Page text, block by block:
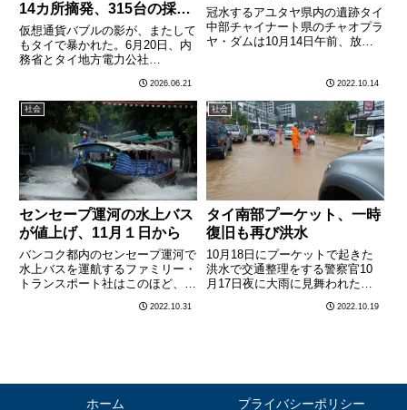
14カ所摘発、315台の採掘
機を押収
仮想通貨バブルの影が、またして
もタイで暴かれた。6月20日、内
務省とタイ地方電力公社
摘発作戦を展開。合計14カ所の
拠点を捜索し、ビットコイン採掘
機315台を押収した。当局の試算
によると、不正な電力使用による
被害………
2026.06.21
冠水するアユタヤ県内の遺跡タイ
中部チャイナート県のチャオプラ
ヤ・ダムは10月14日午前、放水
落とした。チャオプラヤ・ダム下
流に位置するアユタヤ県で、同ダ
ムによる放水量の増加の影
響………
2022.10.14
社会
センセープ運河の水上バス
が値上げ、11月１日から
バンコク都内のセンセープ運河で
水上バスを運航するファミリー・
トランスポート社はこのほど、
上げすると発表した。水上バスの
2022.10.31
社会
タイ南部プーケット、一時
復旧も再び洪水
10月18日にプーケットで起きた
洪水で交通整理をする警察官10
月17日夜に大雨に見舞われたタ
先週末の洪水から一時復旧してい
2022.10.19
ホーム プライバシーポリシー